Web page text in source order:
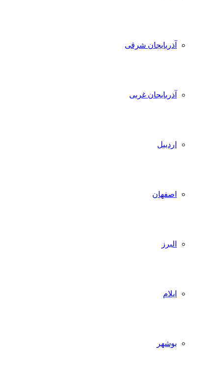
آذربایجان شرقی
آذربایجان غربی
اردبیل
اصفهان
البرز
ایلام
بوشهر